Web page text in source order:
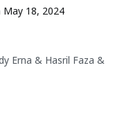
May 18, 2024
Erna & Hasril Faza &